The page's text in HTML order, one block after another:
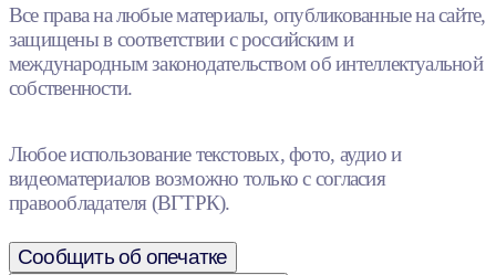
Все права на любые материалы, опубликованные на сайте,
защищены в соответствии с российским и
международным законодательством об интеллектуальной
собственности.
Любое использование текстовых, фото, аудио и
видеоматериалов возможно только с согласия
правообладателя (ВГТРК).
Сообщить об опечатке